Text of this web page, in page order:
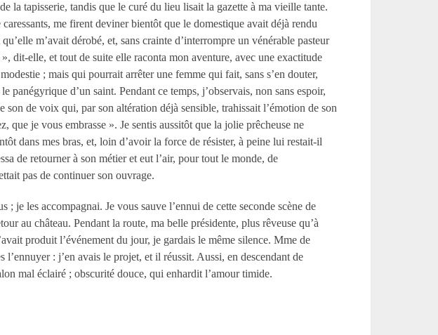
la tapisserie, tandis que le curé du lieu lisait la gazette à ma vieille tante.
me firent deviner bientôt que le domestique avait déjà rendu
m’avait dérobé, et, sans crainte d’interrompre un vénérable pasteur
dit-elle, et tout de suite elle raconta mon aventure, avec une exactitude
; mais qui pourrait arrêter une femme qui fait, sans s’en douter,
panégyrique d’un saint. Pendant ce temps, j’observais, non sans espoir,
de voix qui, par son altération déjà sensible, trahissait l’émotion de son
que je vous embrasse ». Je sentis aussitôt que la jolie prêcheuse ne
dans mes bras, et, loin d’avoir la force de résister, à peine lui restait-il
de retourner à son métier et eut l’air, pour tout le monde, de
pas de continuer son ouvrage.
je les accompagnai. Je vous sauve l’ennui de cette seconde scène de
au château. Pendant la route, ma belle présidente, plus rêveuse qu’à
produit l’événement du jour, je gardais le même silence. Mme de
: j’en avais le projet, et il réussit. Aussi, en descendant de
mal éclairé ; obscurité douce, qui enhardit l’amour timide.